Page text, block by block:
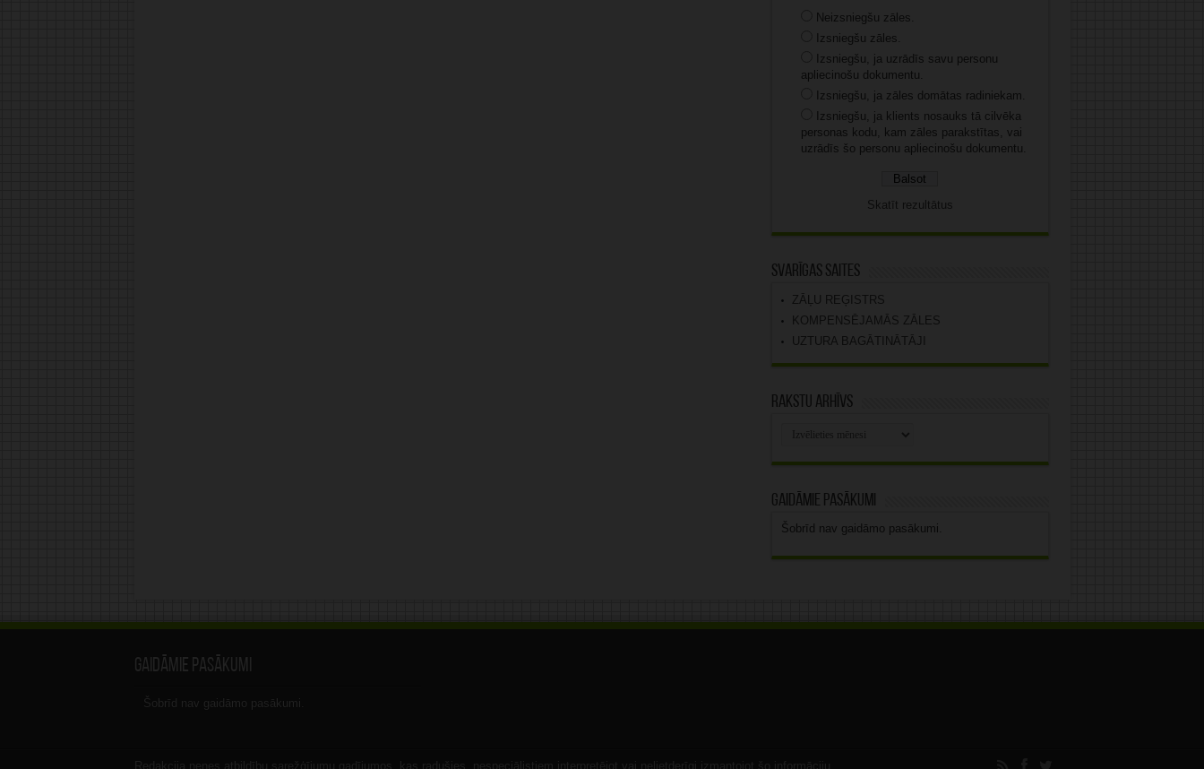
Neizsniegšu zāles.
Izsniegšu zāles.
Izsniegšu, ja uzrādīs savu personu
apliecinošu dokumentu.
Izsniegšu, ja zāles domātas radiniekam.
Izsniegšu, ja klients nosauks tā cilvēka
personas kodu, kam zāles parakstītas, vai
uzrādīs šo personu apliecinošu dokumentu.
Skatīt rezultātus
Svarīgas saites
ZĀĻU REĢISTRS
KOMPENSĒJAMĀS ZĀLES
UZTURA BAGĀTINĀTĀJI
Rakstu arhīvs
Gaidāmie pasākumi
Šobrīd nav gaidāmo pasākumi.
Gaidāmie pasākumi
Šobrīd nav gaidāmo pasākumi.
Redakcija nenes atbildību sarežģījumu gadījumos, kas radušies, nespeciālistiem interpretējot vai nelietderīgi izmantojot šo informāciju.